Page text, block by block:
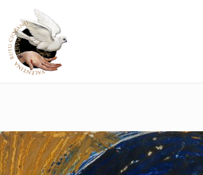
Biografie
Opere
de